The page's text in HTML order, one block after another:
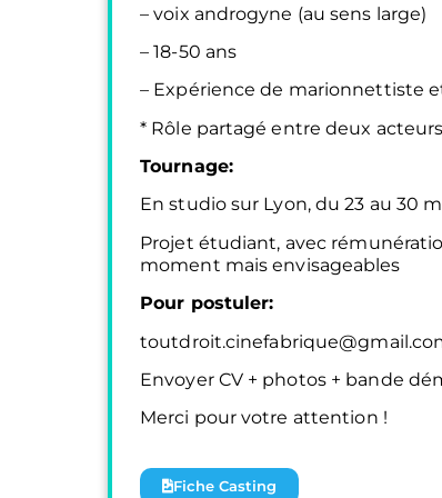
– voix androgyne (au sens large)
– 18-50 ans
– Expérience de marionnettiste
* Rôle partagé entre deux
Tournage:
En studio sur Lyon, du 23 au 30
Projet étudiant, avec
moment mais envisageables
Pour postuler:
Envoyer CV + photos + bande
Merci pour votre attention !
Fiche Casting